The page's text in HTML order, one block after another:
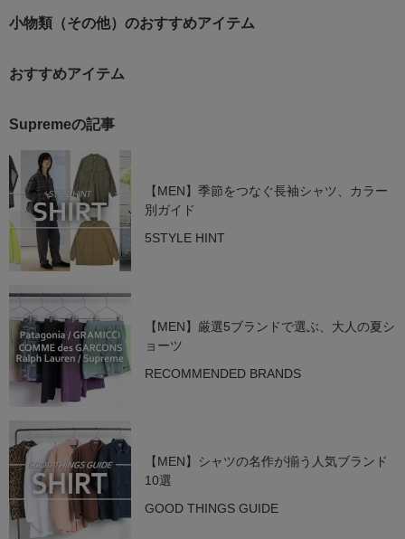
小物類（その他）のおすすめアイテム
おすすめアイテム
Supremeの記事
【MEN】季節をつなぐ長袖シャツ、カラー
別ガイド
5STYLE HINT
【MEN】厳選5ブランドで選ぶ、大人の夏シ
ョーツ
RECOMMENDED BRANDS
【MEN】シャツの名作が揃う人気ブランド
10選
GOOD THINGS GUIDE